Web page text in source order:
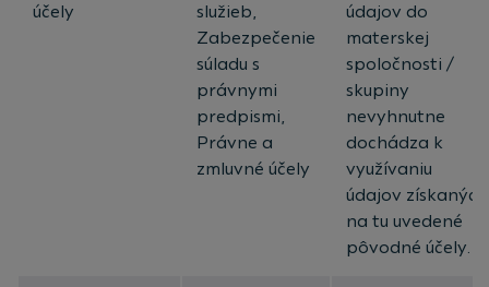
účely
služieb,
Zabezpečenie
súladu s
právnymi
predpismi,
Právne a
zmluvné účely
údajov do
materskej
spoločnosti /
skupiny
nevyhnutne
dochádza k
využívaniu
údajov získaných
na tu uvedené
pôvodné účely.